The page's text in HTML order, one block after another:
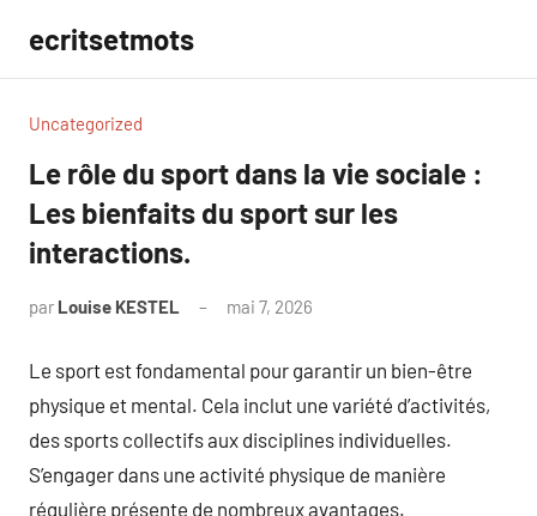
contenu
ecritsetmots
Uncategorized
Le rôle du sport dans la vie sociale :
Les bienfaits du sport sur les
interactions.
par Louise KESTEL mai 7, 2026
Le sport est fondamental pour garantir un bien-être
physique et mental. Cela inclut une variété d’activités,
des sports collectifs aux disciplines individuelles.
S’engager dans une activité physique de manière
régulière présente de nombreux avantages.